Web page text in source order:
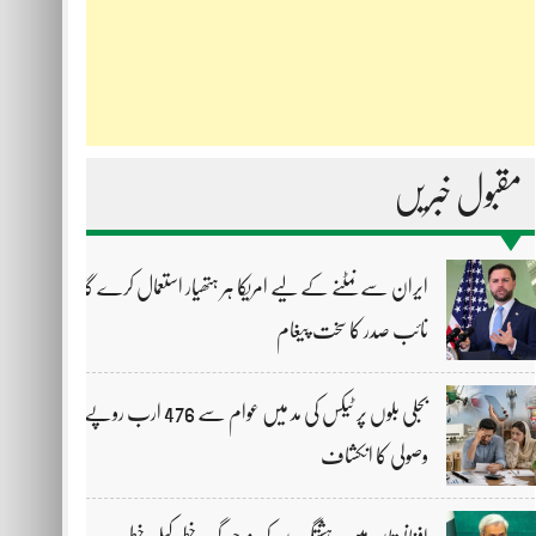
مقبول خبریں
ایران سے نمٹنے کے لیے امریکا ہر ہتھیار استعمال کرے گا،
نائب صدر کا سخت پیغام
بجلی بلوں پر ٹیکس کی مد میں عوام سے 476 ارب روپے
وصولی کا انکشاف